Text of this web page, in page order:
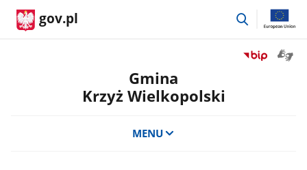
gov.pl
przejdź
Przejdź
Gmina
Krzyż Wielkopolski
MENU